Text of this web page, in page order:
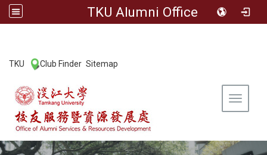
TKU Alumni Office
TKU Club Finder Sitemap
Toggle